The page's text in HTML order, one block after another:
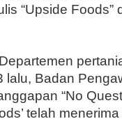
“Upside
lalu, Badan
“No
telah